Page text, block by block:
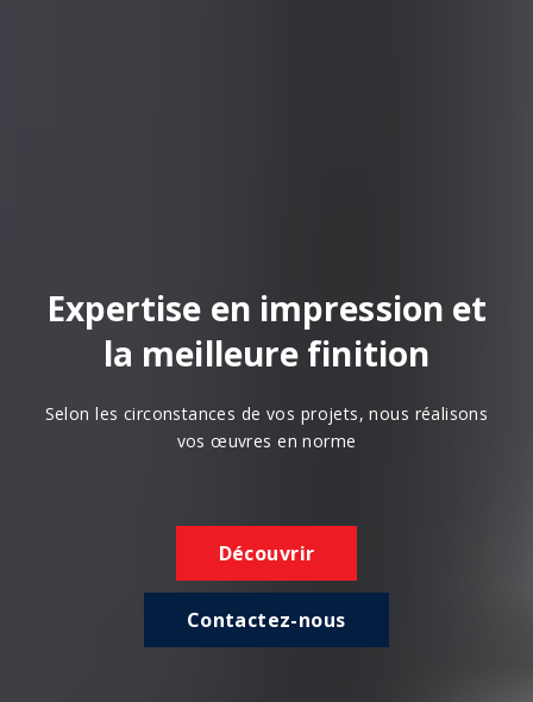
Expertise en impression et
la meilleure finition
Selon les circonstances de vos projets, nous réalisons
vos œuvres en norme
Découvrir
Contactez-nous